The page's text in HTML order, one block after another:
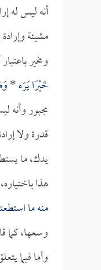
أنه ليس له
مشيئة
ومخير
خَيْرًا يَرَه*
مجبور وأنه
قدرة ولا
يدك، ما
هذا
منه ما
وسعها، كما
وأما فيما